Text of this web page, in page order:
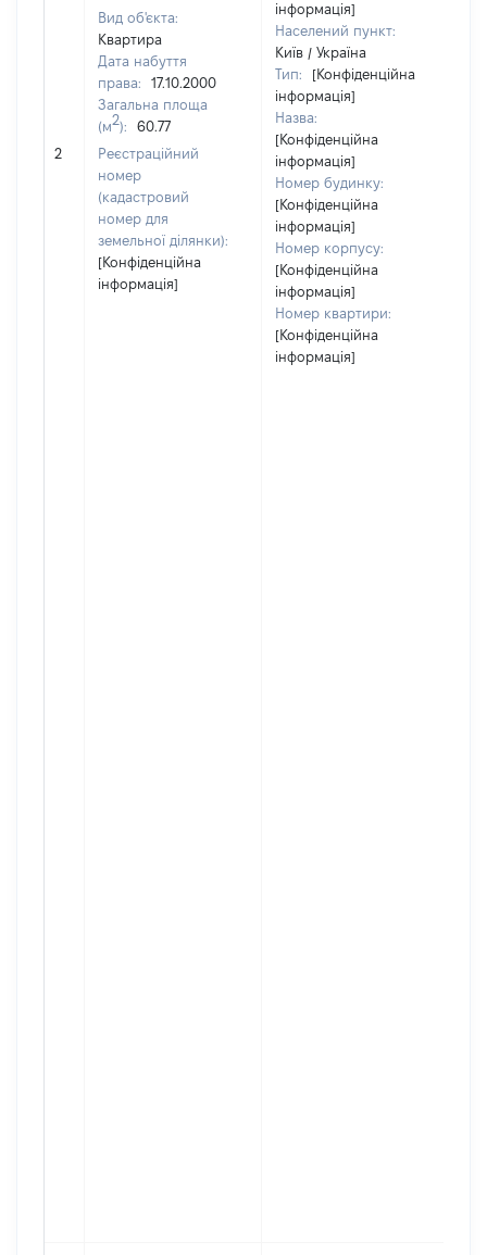
2
Вид об'єкта:
Квартира
Дата набуття
права:
17.10.2000
Загальна площа
(м2):
60.77
Реєстраційний
номер
(кадастровий
номер для
земельної ділянки):
[Конфіденційна
інформація]
інформація]
Населений пункт:
Київ / Україна
Тип:
[Конфіденційна
інформація]
Назва:
[Конфіденційна
інформація]
Номер будинку:
[Конфіденційна
інформація]
Номер корпусу:
[Конфіденційна
інформація]
Номер квартири:
[Конфіденційна
інформація]